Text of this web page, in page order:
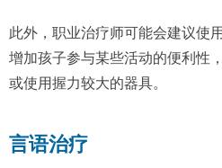
此外，职业治疗师可能会建议使
增加孩子参与某些活动的便利性
或使用握力较大的器具。
言语治疗